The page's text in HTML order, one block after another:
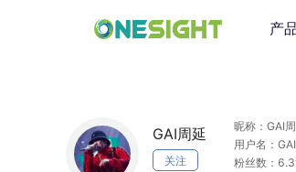
产
GAI周延
关注
昵称：GAI
用户名：
粉丝数：